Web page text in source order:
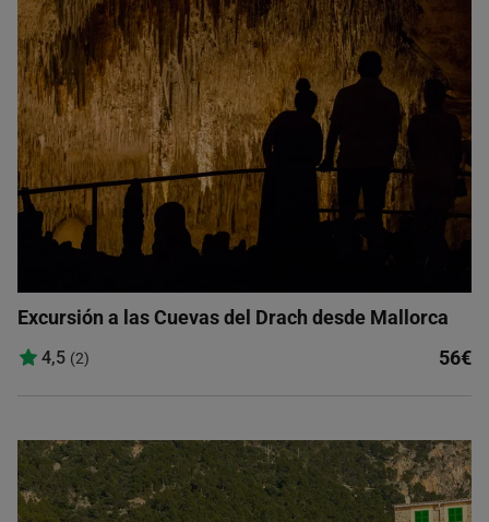
Excursión a las Cuevas del Drach desde Mallorca
4,5 (2) 56€